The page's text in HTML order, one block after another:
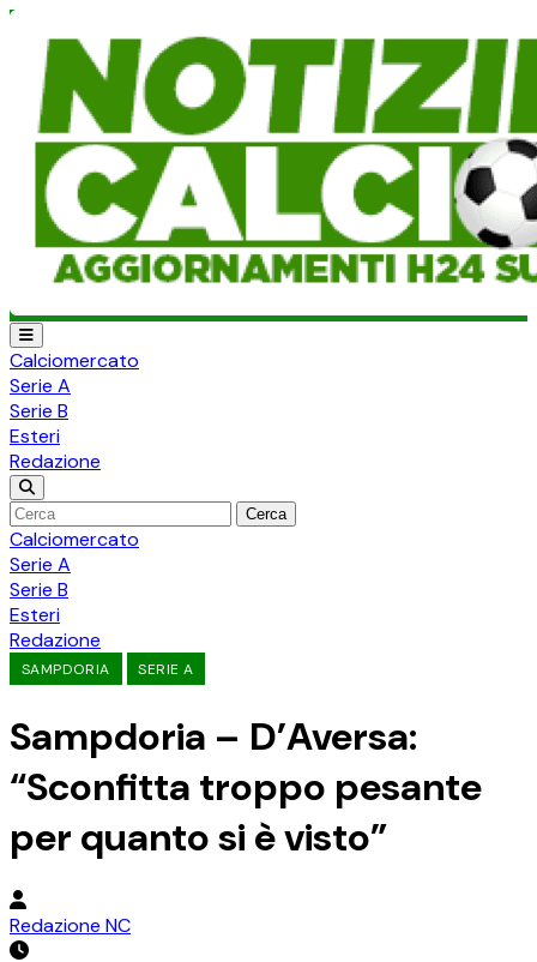
Calciomercato
Serie A
Serie B
Esteri
Redazione
Cerca
Calciomercato
Serie A
Serie B
Esteri
Redazione
SAMPDORIA SERIE A
Sampdoria – D’Aversa:
“Sconfitta troppo pesante
per quanto si è visto”
Redazione NC